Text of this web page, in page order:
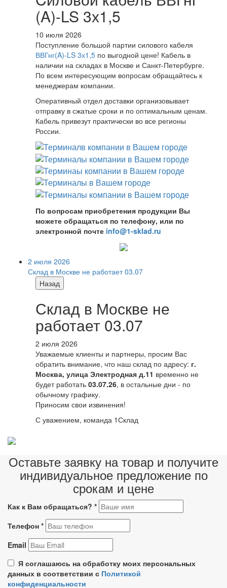
(A)-LS 3х1,5
10 июля 2026
Поступление большой партии силового кабеля
ВВГнг(A)-LS 3х1,5 по выгодной цене! Кабель в
наличии на складах в Москве и Санкт-Петербурге.
По всем интересующим вопросам обращайтесь к
менеджерам компании.
Оперативный отдел доставки организовывает
отправку в сжатые сроки и по оптимальным ценам.
Кабель привезут практически во все регионы
России.
По вопросам приобретения продукции Вы
можете обращаться по телефону, или по
электронной почте info@1-sklad.ru
2 июля 2026
Склад в Москве не работает 03.07
Назад
Склад в Москве не
работает 03.07
2 июля 2026
Уважаемые клиенты и партнеры, просим Вас
обратить внимание, что наш склад по адресу: г.
Москва, улица Электродная д.11 временно не
будет работать 03.07.26, в остальные дни - по
обычному графику.
Приносим свои извинения!
С уважением, команда 1Склад
Оставьте заявку на товар и получите
индивидуальное предложение по
срокам и цене
Как к Вам обращаться? *
Телефон *
Email
Я соглашаюсь на обработку моих персональных
данных в соответствии с Политикой
конфиденциальности